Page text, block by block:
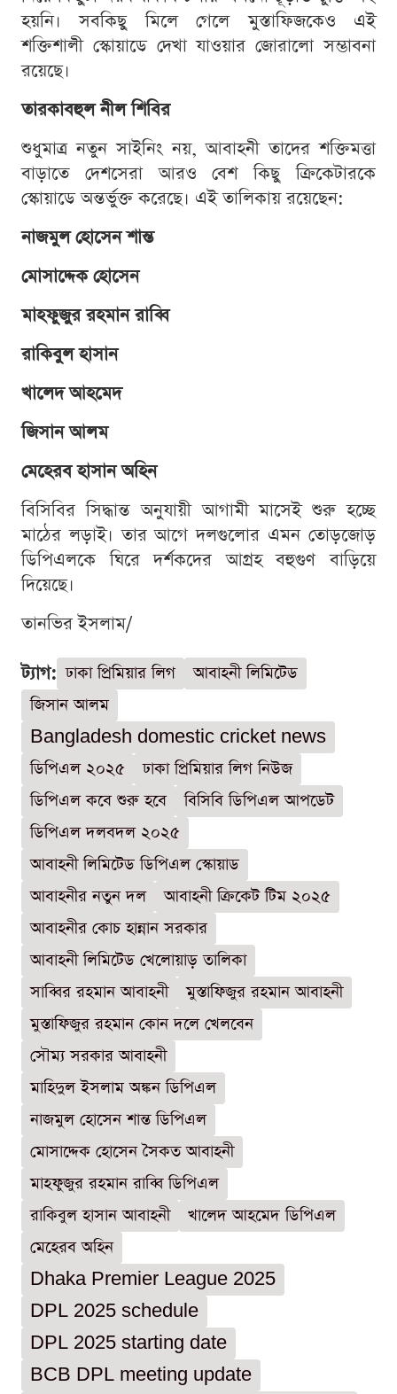
হয়নি। সবকিছু মিলে গেলে মুস্তাফিজকেও এই
শক্তিশালী স্কোয়াডে দেখা যাওয়ার জোরালো সম্ভাবনা
রয়েছে।
তারকাবহুল নীল শিবির
শুধুমাত্র নতুন সাইনিং নয়, আবাহনী তাদের শক্তিমত্তা
বাড়াতে দেশসেরা আরও বেশ কিছু ক্রিকেটারকে
স্কোয়াডে অন্তর্ভুক্ত করেছে। এই তালিকায় রয়েছেন:
নাজমুল হোসেন শান্ত
মোসাদ্দেক হোসেন
মাহফুজুর রহমান রাব্বি
রাকিবুল হাসান
খালেদ আহমেদ
জিসান আলম
মেহেরব হাসান অহিন
বিসিবির সিদ্ধান্ত অনুযায়ী আগামী মাসেই শুরু হচ্ছে
মাঠের লড়াই। তার আগে দলগুলোর এমন তোড়জোড়
ডিপিএলকে ঘিরে দর্শকদের আগ্রহ বহুগুণ বাড়িয়ে
দিয়েছে।
তানভির ইসলাম/
ট্যাগ: ঢাকা প্রিমিয়ার লিগ
আবাহনী লিমিটেড
জিসান আলম
Bangladesh domestic cricket news
ডিপিএল ২০২৫
ঢাকা প্রিমিয়ার লিগ নিউজ
ডিপিএল কবে শুরু হবে
বিসিবি ডিপিএল আপডেট
ডিপিএল দলবদল ২০২৫
আবাহনী লিমিটেড ডিপিএল স্কোয়াড
আবাহনীর নতুন দল
আবাহনী ক্রিকেট টিম ২০২৫
আবাহনীর কোচ হান্নান সরকার
আবাহনী লিমিটেড খেলোয়াড় তালিকা
সাব্বির রহমান আবাহনী
মুস্তাফিজুর রহমান আবাহনী
মুস্তাফিজুর রহমান কোন দলে খেলবেন
সৌম্য সরকার আবাহনী
মাহিদুল ইসলাম অঙ্কন ডিপিএল
নাজমুল হোসেন শান্ত ডিপিএল
মোসাদ্দেক হোসেন সৈকত আবাহনী
মাহফুজুর রহমান রাব্বি ডিপিএল
রাকিবুল হাসান আবাহনী
খালেদ আহমেদ ডিপিএল
মেহেরব অহিন
Dhaka Premier League 2025
DPL 2025 schedule
DPL 2025 starting date
BCB DPL meeting update